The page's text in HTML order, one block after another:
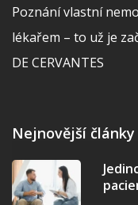
Poznání vlastní
lékařem – to už je
DE CERVANTES
Nejnovější články